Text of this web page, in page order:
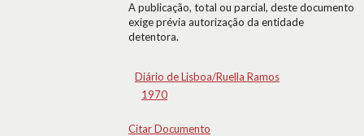
A publicação, total ou parcial, deste documento
exige prévia autorização da entidade
detentora.
Diário de Lisboa/Ruella Ramos
1970
Citar Documento